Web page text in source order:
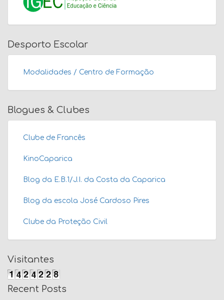
Desporto Escolar
Modalidades / Centro de Formação
Blogues & Clubes
Clube de Francês
KinoCaparica
Blog da E.B.1/J.I. da Costa da Caparica
Blog da escola José Cardoso Pires
Clube da Proteção Civil
Visitantes
Recent Posts